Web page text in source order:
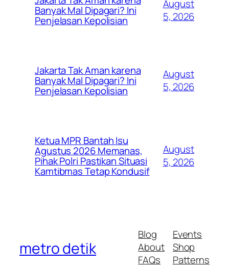
Banyak Mal Dipagari? Ini
Penjelasan Kepolisian
August
5, 2026
Jakarta Tak Aman karena
Banyak Mal Dipagari? Ini
Penjelasan Kepolisian
August
5, 2026
Ketua MPR Bantah Isu
Agustus 2026 Memanas,
Pihak Polri Pastikan Situasi
Kamtibmas Tetap Kondusif
August
5, 2026
metro detik
Blog
About
FAQs
Events
Shop
Patterns